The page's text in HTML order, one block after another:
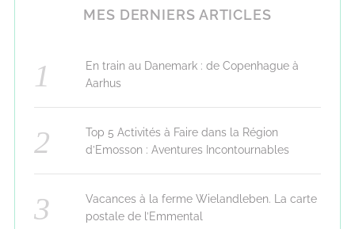
MES DERNIERS ARTICLES
En train au Danemark : de Copenhague à
Aarhus
Top 5 Activités à Faire dans la Région
d’Emosson : Aventures Incontournables
Vacances à la ferme Wielandleben. La carte
postale de l’Emmental